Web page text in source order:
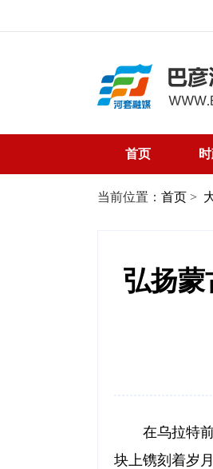
首页
当前位置： 首页 >
弘扬
在乌拉特
块上镌刻着岁